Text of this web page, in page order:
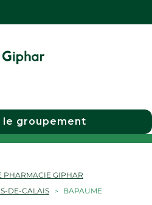
le groupement
PHARMACIE GIPHAR
DE-CALAIS BAPAUME